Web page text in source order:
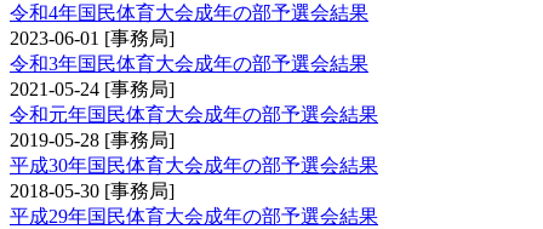
令和4年国民体育大会成年の部予選会結果
2023-06-01 [事務局]
令和3年国民体育大会成年の部予選会結果
2021-05-24 [事務局]
令和元年国民体育大会成年の部予選会結果
2019-05-28 [事務局]
平成30年国民体育大会成年の部予選会結果
2018-05-30 [事務局]
平成29年国民体育大会成年の部予選会結果